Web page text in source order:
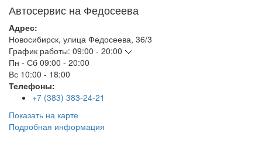
Автосервис на Федосеева
Адрес:
Новосибирск, улица Федосеева, 36/3
График работы: 09:00 - 20:00
Пн - Сб 09:00 - 20:00
Вс 10:00 - 18:00
Телефоны:
+7 (383) 383-24-21
Показать на карте
Подробная информация